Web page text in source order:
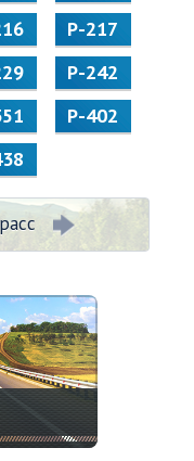
Р-217
Р-242
Р-402